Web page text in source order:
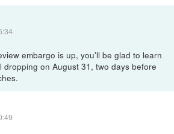
embargo is up, you'll be glad to learn
dropping on August 31, two days before